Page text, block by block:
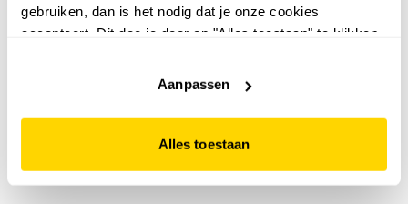
gebruiken, dan is het nodig dat je onze cookies
accepteert. Dit doe je door op "Alles toestaan" te klikken.
website niet optimaal functioneert.
Aanpassen
Alles toestaan